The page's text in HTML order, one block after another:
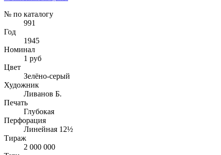
№ по каталогу
991
Год
1945
Номинал
1 руб
Цвет
Зелёно-серый
Художник
Ливанов Б.
Печать
Глубокая
Перфорация
Линейная 12½
Тираж
2 000 000